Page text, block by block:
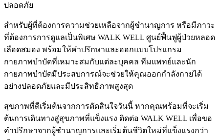
ปลอดภัย
สำหรับผู้ที่ต้องการความช่วยเหลือจากผู้ชำนาญการ หรือมีภาวะ
ที่ต้องการการดูแลเป็นพิเศษ WALK WELL ศูนย์ฟื้นฟูผู้ป่วยหลอด
เลือดสมอง พร้อมให้คำปรึกษาและออกแบบโปรแกรม
กายภาพบำบัดที่เหมาะสมกับแต่ละบุคคล ทีมแพทย์และนัก
กายภาพบำบัดมีประสบการณ์จะช่วยให้คุณออกกำลังกายได้
อย่างปลอดภัยและมีประสิทธิภาพสูงสุด
สุขภาพที่ดีเริ่มต้นจากการตัดสินใจวันนี้ หากคุณพร้อมที่จะเริ่ม
ต้นการเดินทางสู่สุขภาพที่แข็งแรง ติดต่อ WALK WELL เพื่อขอ
คำปรึกษาจากผู้ชำนาญการและเริ่มต้นชีวิตใหม่ที่แข็งแรงกว่า